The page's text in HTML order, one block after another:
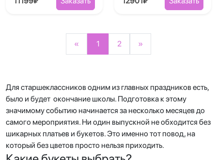
« 1 2 »
Для старшеклассников одним из главных праздников есть,
было и будет окончание школы. Подготовка к этому
значимому событию начинается за несколько месяцев до
самого мероприятия. Ни один выпускной не обходится без
шикарных платьев и букетов. Это именно тот повод, на
который без цветов просто нельзя приходить.